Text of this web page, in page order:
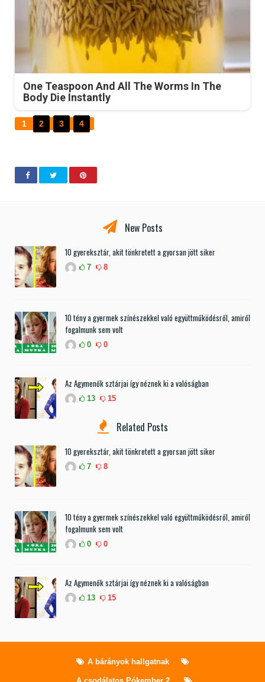
One Teaspoon And All The Worms In The
Body Die Instantly
1 2 3 4
New Posts
10 gyereksztár, akit tönkretett a gyorsan jött siker
7 8
10 tény a gyermek színészekkel való együttműködésről, amiről
fogalmunk sem volt
0 0
Az Agymenők sztárjai így néznek ki a valóságban
13 15
Related Posts
10 gyereksztár, akit tönkretett a gyorsan jött siker
7 8
10 tény a gyermek színészekkel való együttműködésről, amiről
fogalmunk sem volt
0 0
Az Agymenők sztárjai így néznek ki a valóságban
13 15
A bárányok hallgatnak